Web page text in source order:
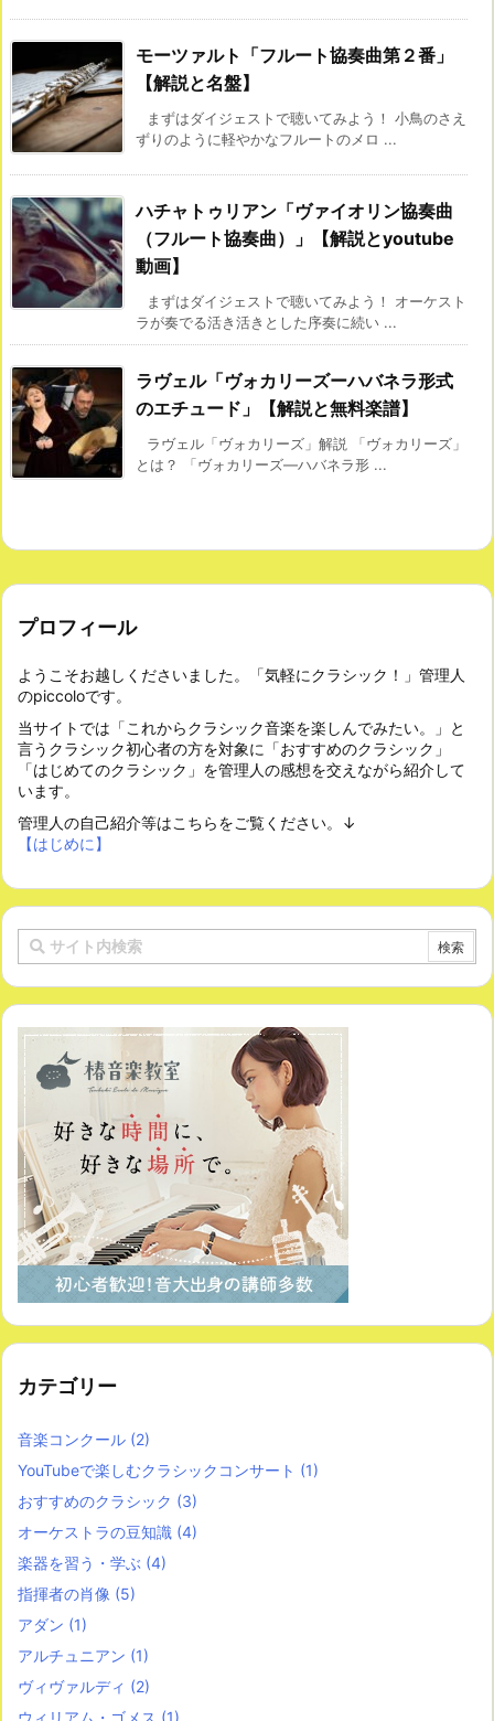
モーツァルト「フルート協奏曲第２番」
【解説と名盤】
まずはダイジェストで聴いてみよう！ 小鳥のさえ
ずりのように軽やかなフルートのメロ ...
ハチャトゥリアン「ヴァイオリン協奏曲
（フルート協奏曲）」【解説とyoutube
動画】
まずはダイジェストで聴いてみよう！ オーケスト
ラが奏でる活き活きとした序奏に続い ...
ラヴェル「ヴォカリーズーハバネラ形式
のエチュード」【解説と無料楽譜】
ラヴェル「ヴォカリーズ」解説 「ヴォカリーズ」
とは？ 「ヴォカリーズ―ハバネラ形 ...
プロフィール
ようこそお越しくださいました。「気軽にクラシック！」管理人
のpiccoloです。
当サイトでは「これからクラシック音楽を楽しんでみたい。」と
言うクラシック初心者の方を対象に「おすすめのクラシック」
「はじめてのクラシック」を管理人の感想を交えながら紹介して
います。
管理人の自己紹介等はこちらをご覧ください。↓
【はじめに】
カテゴリー
音楽コンクール (2)
YouTubeで楽しむクラシックコンサート (1)
おすすめのクラシック (3)
オーケストラの豆知識 (4)
楽器を習う・学ぶ (4)
指揮者の肖像 (5)
アダン (1)
アルチュニアン (1)
ヴィヴァルディ (2)
ウィリアム・ゴメス (1)